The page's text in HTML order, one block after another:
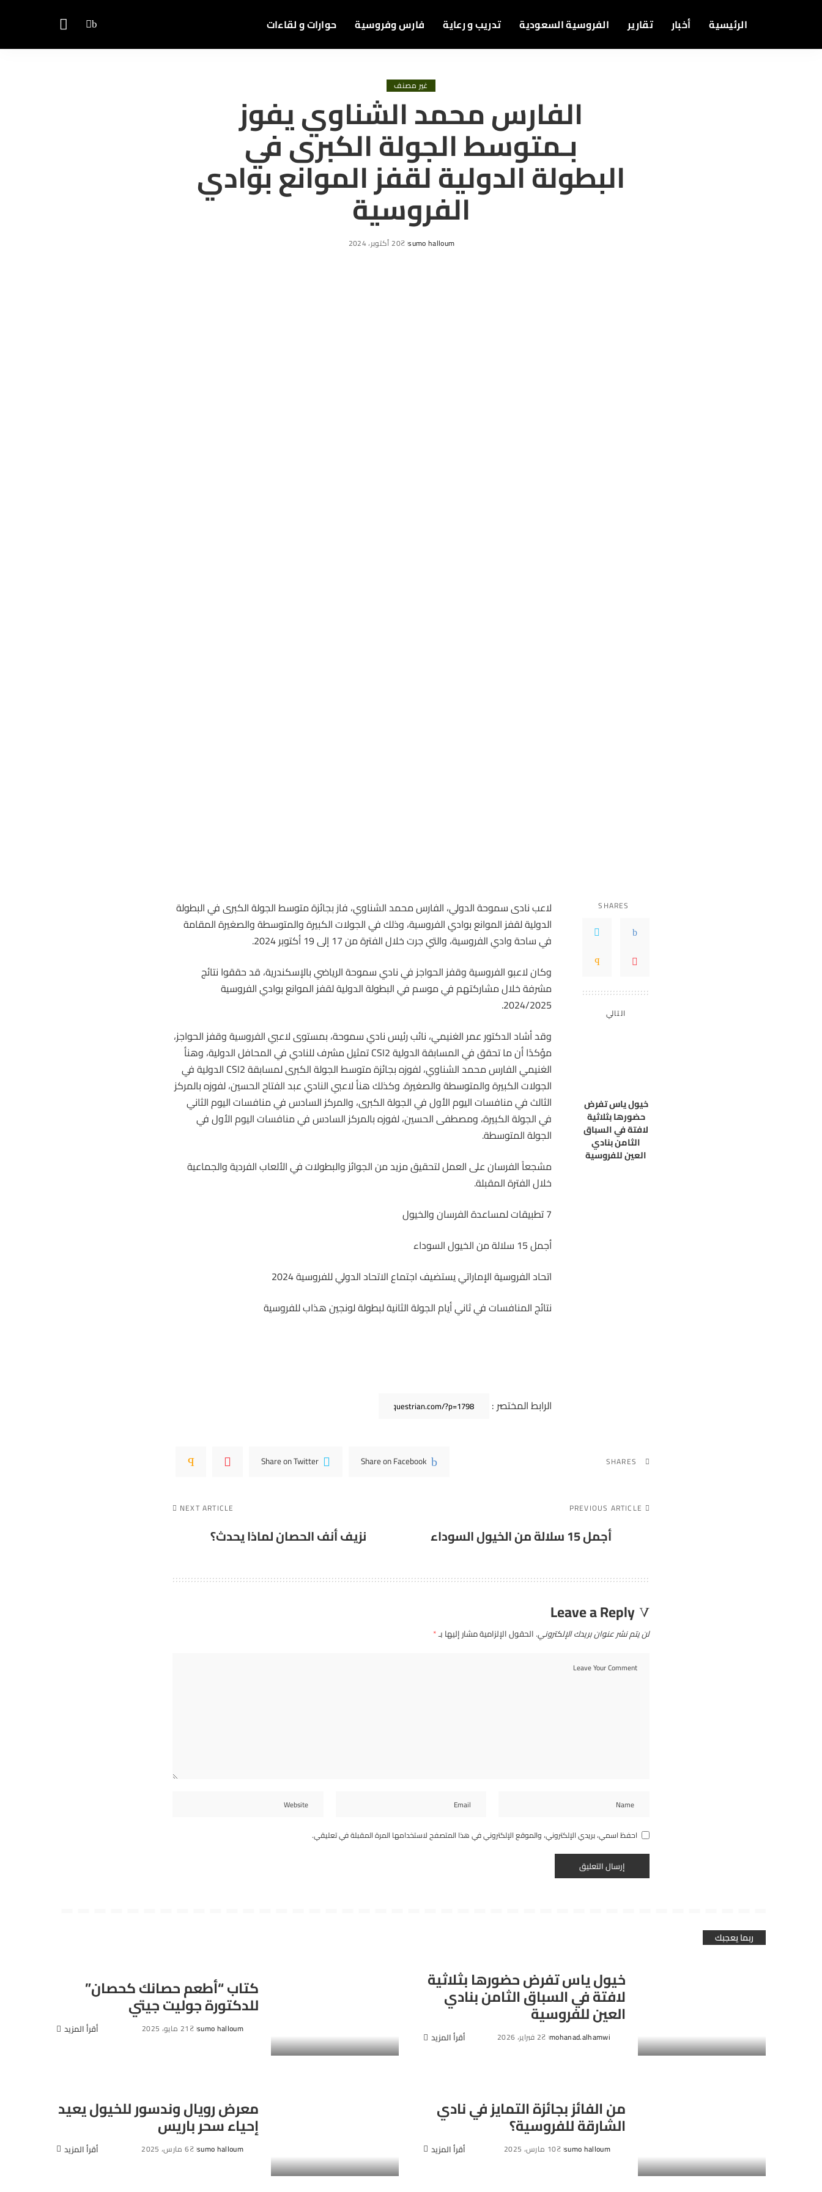
الرئيسية أخبار تقارير الفروسية السعودية تدريب و رعاية فارس وفروسية حوارات و لقاءات
غير مصنف
الفارس محمد الشناوي يفوز
بـمتوسط الجولة الكبرى في
البطولة الدولية لقفز الموانع بوادي
الفروسية
Posted
sumo halloum 20 أكتوبر، 2024
SHARES
التالي
خيول ياس تفرض
حضورها بثلاثية
لافتة في السباق
الثامن بنادي
العين للفروسية
لاعب نادى سموحة الدولي، الفارسمحمد الشناوي، فاز بجائزة متوسط الجولة الكبرى في البطولة
الدولية لقفز الموانع بوادي الفروسية، وذلك في الجولات الكبيرة والمتوسطة والصغيرة المقامة
في ساحة وادي الفروسية، والتي جرت خلال الفترة من 17 إلى 19 أكتوبر 2024.
وكان لاعبو الفروسية وقفز الحواجز في نادي سموحة الرياضي بالإسكندرية، قد حققوا نتائج
مشرفة خلال مشاركتهم في موسم في البطولة الدولية لقفز الموانع بوادي الفروسية
2024/2025.
وقد أشاد الدكتور عمر الغنيمي، نائب رئيس نادي سموحة، بمستوى لاعبيالفروسيةوقفز الحواجز،
مؤكدًا أن ما تحقق في المسابقة الدولية CSI2 تمثيل مشرف للنادي في المحافل الدولية، وهنأ
الغنيمي الفارس محمد الشناوي، لفوزه بجائزة متوسط الجولة الكبرى لمسابقة CSI2 الدولية في
الجولات الكبيرة والمتوسطة والصغيرة. وكذلك هنأ لاعبي النادي عبد الفتاح الحسين، لفوزه بالمركز
الثالث في منافسات اليوم الأول في الجولة الكبرى، والمركز السادس في منافسات اليوم الثاني
في الجولة الكبيرة، ومصطفى الحسين، لفوزه بالمركز السادس في منافسات اليوم الأول في
الجولة المتوسطة.
مشجعاًالفرسانعلى العمل لتحقيق مزيد من الجوائز والبطولات في الألعاب الفردية والجماعية
خلال الفترة المقبلة.
7 تطبيقات لمساعدة الفرسان والخيول
أجمل 15 سلالة من الخيول السوداء
اتحاد الفروسية الإماراتي يستضيف اجتماع الاتحاد الدولي للفروسية 2024
نتائج المنافسات في ثاني أيام الجولة الثانية لبطولة لونجين هذاب للفروسية
الرابط المختصر :
SHARES
Share on Facebook
Share on Twitter
PREVIOUS ARTICLE
أجمل 15 سلالة من الخيول السوداء
NEXT ARTICLE
نزيف أنف الحصان لماذا يحدث؟
Leave a Reply
لن يتم نشر عنوان بريدك الإلكتروني. الحقول الإلزامية مشار إليها بـ*
احفظ اسمي، بريدي الإلكتروني، والموقع الإلكتروني في هذا المتصفح لاستخدامها المرة المقبلة في تعليقي.
ربما يعجبك
خيول ياس تفرض حضورها بثلاثية
لافتة في السباق الثامن بنادي
العين للفروسية
Posted
mohanad.alhamwi 2 فبراير، 2026 أقرأ المزيد
كتاب “أطعم حصانك كحصان”
للدكتورة جوليت جيتي
Posted
sumo halloum 21 مايو، 2025 أقرأ المزيد
من الفائز بجائزة التمايز في نادي
الشارقة للفروسية؟
Posted
sumo halloum 10 مارس، 2025 أقرأ المزيد
معرض رويال وندسور للخيول يعيد
إحياء سحر باريس
Posted
sumo halloum 6 مارس، 2025 أقرأ المزيد